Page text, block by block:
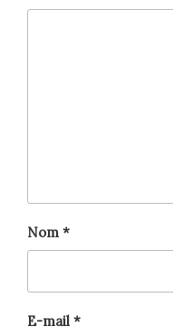
Nom *
E-mail *